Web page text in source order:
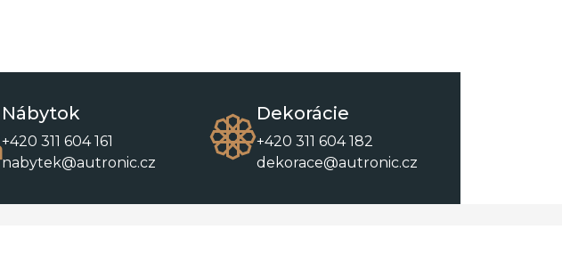
Nábytok
+420 311 604 161
nabytek@autronic.cz
Dekorácie
+420 311 604 182
dekorace@autronic.cz